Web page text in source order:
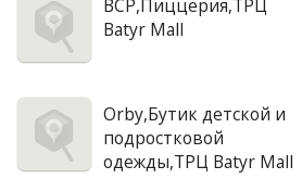
BCP,Пиццерия,ТРЦ
Batyr Mall
Orby,Бутик детской и
подростковой
одежды,ТРЦ Batyr Mall